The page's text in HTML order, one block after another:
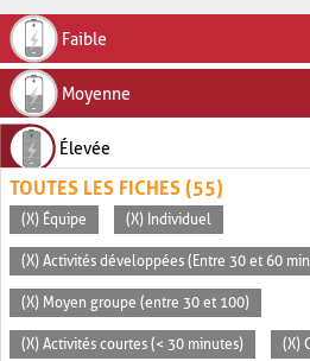
Faible
Moyenne
Élevée
TOUTES LES FICHES (55)
(X) Équipe (X) Individuel
(X) Activités développées (Entre 30 et 60
(X) Moyen groupe (entre 30 et 100)
(X) Activités courtes (< 30 minutes) (X)